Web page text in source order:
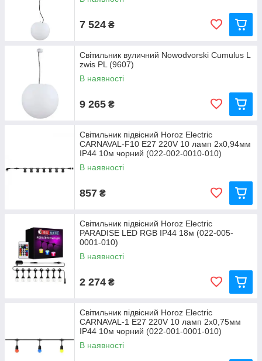
7 524 ₴
Світильник вуличний Nowodvorski Cumulus L
zwis PL (9607)
В наявності
9 265 ₴
Світильник підвісний Horoz Electric
CARNAVAL-F10 E27 220V 10 ламп 2x0,94мм
IP44 10м чорний (022-002-0010-010)
В наявності
857 ₴
Світильник підвісний Horoz Electric
PARADISE LED RGB IP44 18м (022-005-
0001-010)
В наявності
2 274 ₴
Світильник підвісний Horoz Electric
CARNAVAL-1 E27 220V 10 ламп 2x0,75мм
IP44 10м чорний (022-001-0001-010)
В наявності